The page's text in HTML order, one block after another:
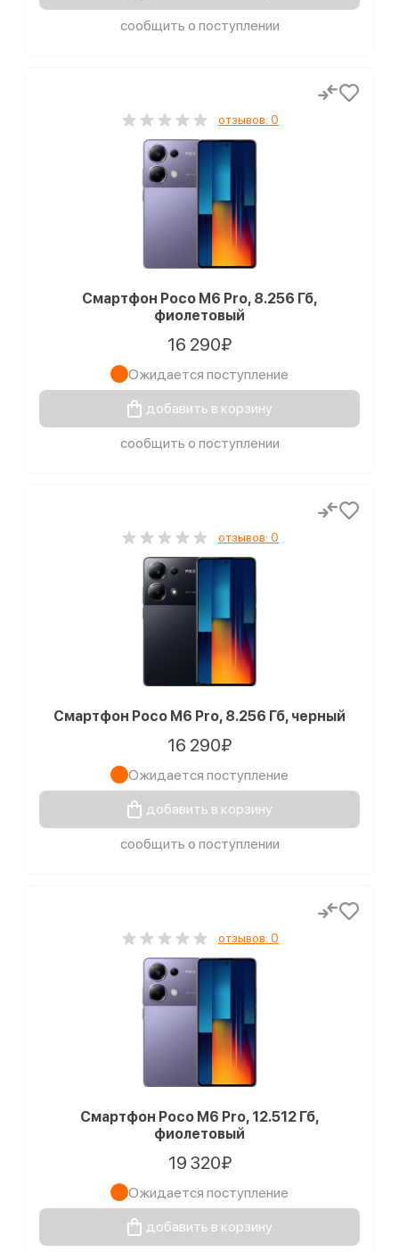
сообщить о поступлении
отзывов: 0
Смартфон Poco M6 Pro, 8.256 Гб,
фиолетовый
16 290₽
Ожидается поступление
добавить в корзину
сообщить о поступлении
отзывов: 0
Смартфон Poco M6 Pro, 8.256 Гб, черный
16 290₽
Ожидается поступление
добавить в корзину
сообщить о поступлении
отзывов: 0
Смартфон Poco M6 Pro, 12.512 Гб,
фиолетовый
19 320₽
Ожидается поступление
добавить в корзину